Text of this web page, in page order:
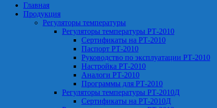
Главная
Продукция
Регуляторы температуры
Регуляторы температуры РТ-2010
Сертификаты на РТ-2010
Паспорт РТ-2010
Руководство по эксплуатации РТ-2010
Настройка РТ-2010
Аналоги РТ-2010
Программы для РТ-2010
Регуляторы температуры РТ-2010Д
Сертификаты на РТ-2010Д